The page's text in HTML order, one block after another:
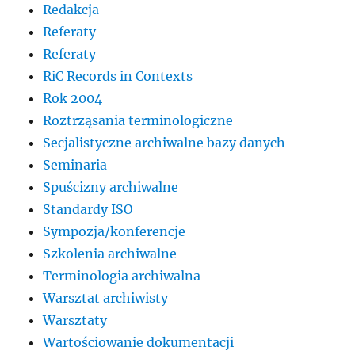
Redakcja
Referaty
Referaty
RiC Records in Contexts
Rok 2004
Roztrząsania terminologiczne
Secjalistyczne archiwalne bazy danych
Seminaria
Spuścizny archiwalne
Standardy ISO
Sympozja/konferencje
Szkolenia archiwalne
Terminologia archiwalna
Warsztat archiwisty
Warsztaty
Wartościowanie dokumentacji